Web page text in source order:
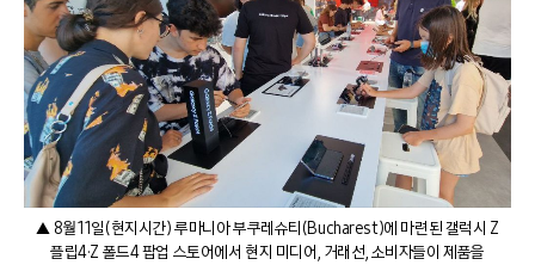
▲ 8월 11일(현지시간) 루마니아 부쿠레슈티(Bucharest)에 마련된 갤럭시 Z
플립4·Z 폴드4 팝업 스토어에서 현지 미디어, 거래선, 소비자들이 제품을